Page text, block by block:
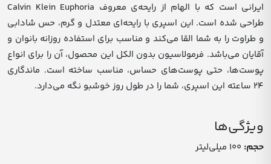
ایرانی است که با الهام از رایحه‌ی معروف Calvin Klein Euphoria
طراحی شده است. این اسپری با رایحه‌ای معتدل و گرم، حس شادابی
و طراوت را به شما القا می‌کند و مناسب برای استفاده روزانه بانوان و
آقایان می‌باشد. فرمولاسیون بدون الکل این محصول، آن را برای انواع
پوست‌ها، حتی پوست‌های حساس، مناسب ساخته است. ماندگاری
۲۴ ساعته این اسپری، شما را در طول روز خوشبو نگه می‌دارد.
ویژگی‌ها
حجم: ۱۰۰ میلی‌لیتر